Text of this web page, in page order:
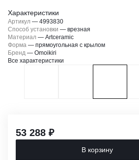
Характеристики
Артикул — 4993830
Способ установки — врезная
Материал — Artceramic
Форма — прямоугольная с крылом
Бренд — Omoikiri
Все характеристики
53 288 ₽
В корзину